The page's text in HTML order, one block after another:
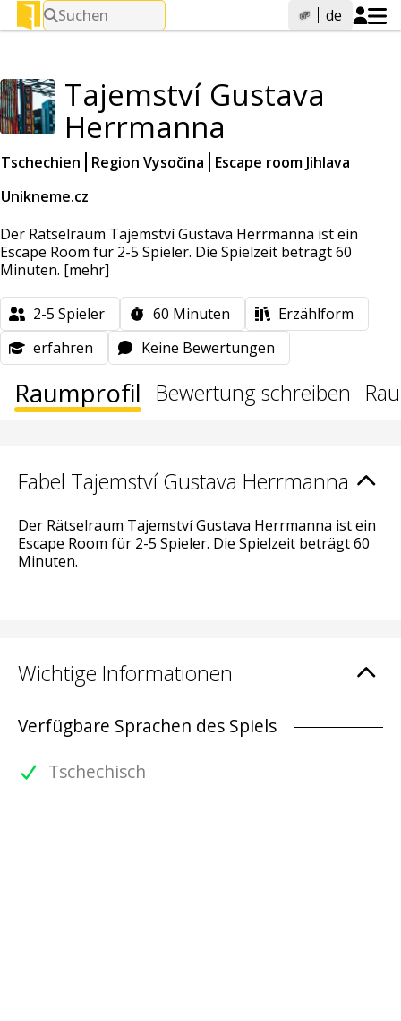
Suchen de
Tajemství Gustava
Herrmanna
Tschechien Region Vysočina
Escape room Jihlava
Unikneme.cz
Der Rätselraum Tajemství Gustava Herrmanna ist ein
Escape Room für 2-5 Spieler. Die Spielzeit beträgt 60
Minuten. [mehr]
2-5 Spieler 60 Minuten
Erzählform
erfahren
Keine Bewertungen
Raumprofil Bewertung schreiben
Fabel Tajemství Gustava Herrmanna
Der Rätselraum Tajemství Gustava Herrmanna ist ein
Escape Room für 2-5 Spieler. Die Spielzeit beträgt 60
Minuten.
Wichtige Informationen
Verfügbare Sprachen des Spiels
Tschechisch